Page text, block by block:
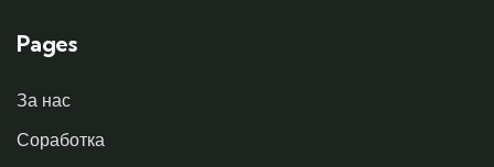
Pages
За нас
Соработка